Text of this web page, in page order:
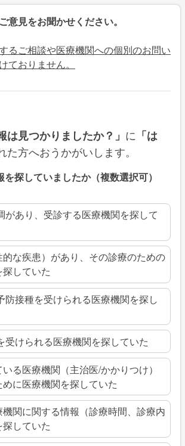
意見をお聞かせください。
るご相談や医療機関への個別のお問い
ておりません。
は見つかりましたか？」 に 「は
た方へおうかがいします。
探していましたか（複数選択可）
があり、受診する医療機関を探して
な疾患）があり、その診療のための
していた
防接種を受けられる医療機関を探し
受けられる医療機関を探していた
る医療機関（主治医/かかりつけ）
めに医療機関を探していた
関に関する情報（診療時間、診療内
していた